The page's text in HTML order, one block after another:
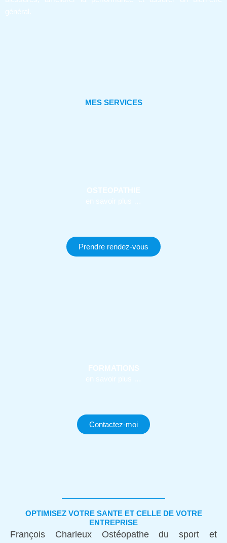
général.
MES SERVICES
OSTEOPATHIE
en savoir plus …
Prendre rendez-vous
FORMATIONS
en savoir plus …
Contactez-moi
OPTIMISEZ VOTRE SANTE ET CELLE DE VOTRE
ENTREPRISE
François Charleux Ostéopathe du sport et